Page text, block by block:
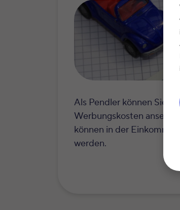
Als Pendler können Sie
Werbungskosten
können in der
werden.